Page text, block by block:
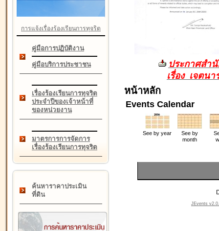
การแจ้งเรื่องร้องเรียนการทุจริต
คู่มือการปฏิบัติงาน
คู่มือบริการประชาชน
เรื่องร้องเรียนการทุจริต
ประจำปีของเจ้าหน้าที่
ของหน่วยงาน
มาตรการการจัดการ
เรื่องร้องเรียนการทุจริต
ค้นหาราคาประเมิน
ที่ดิน
ประกาศสำ
เรื่อง เจตน
หน้าหลัก
Events Calendar
See by year
See by
month
JEvents